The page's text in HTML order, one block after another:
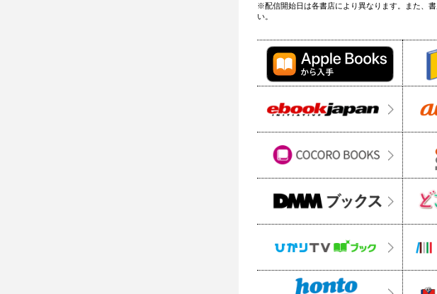
※配信開始日は各書店により異なります。また、
い。